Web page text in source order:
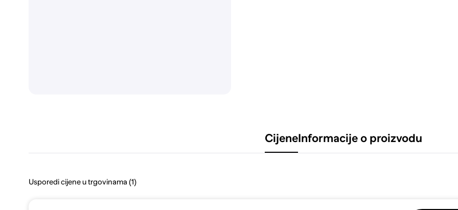
CijeneInformacije o proizvodu
Usporedi cijene u trgovinama (1)